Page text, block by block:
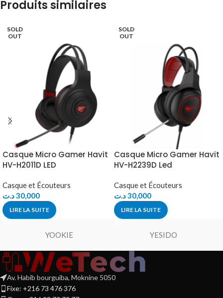
Produits similaires
SOLD
OUT
Casque Micro Gamer Havit
HV-H2011D LED
Casque et Écouteurs
30,000د.ت
LIRE LA SUITE
SOLD
OUT
Casque Micro Gamer Havit
HV-H2239D Led
Casque et Écouteurs
30,000د.ت
LIRE LA SUITE
YOOKIE YESIDO
Av. Habib bourguiba, Moknine 5050
Fixe: +216 73 476 376